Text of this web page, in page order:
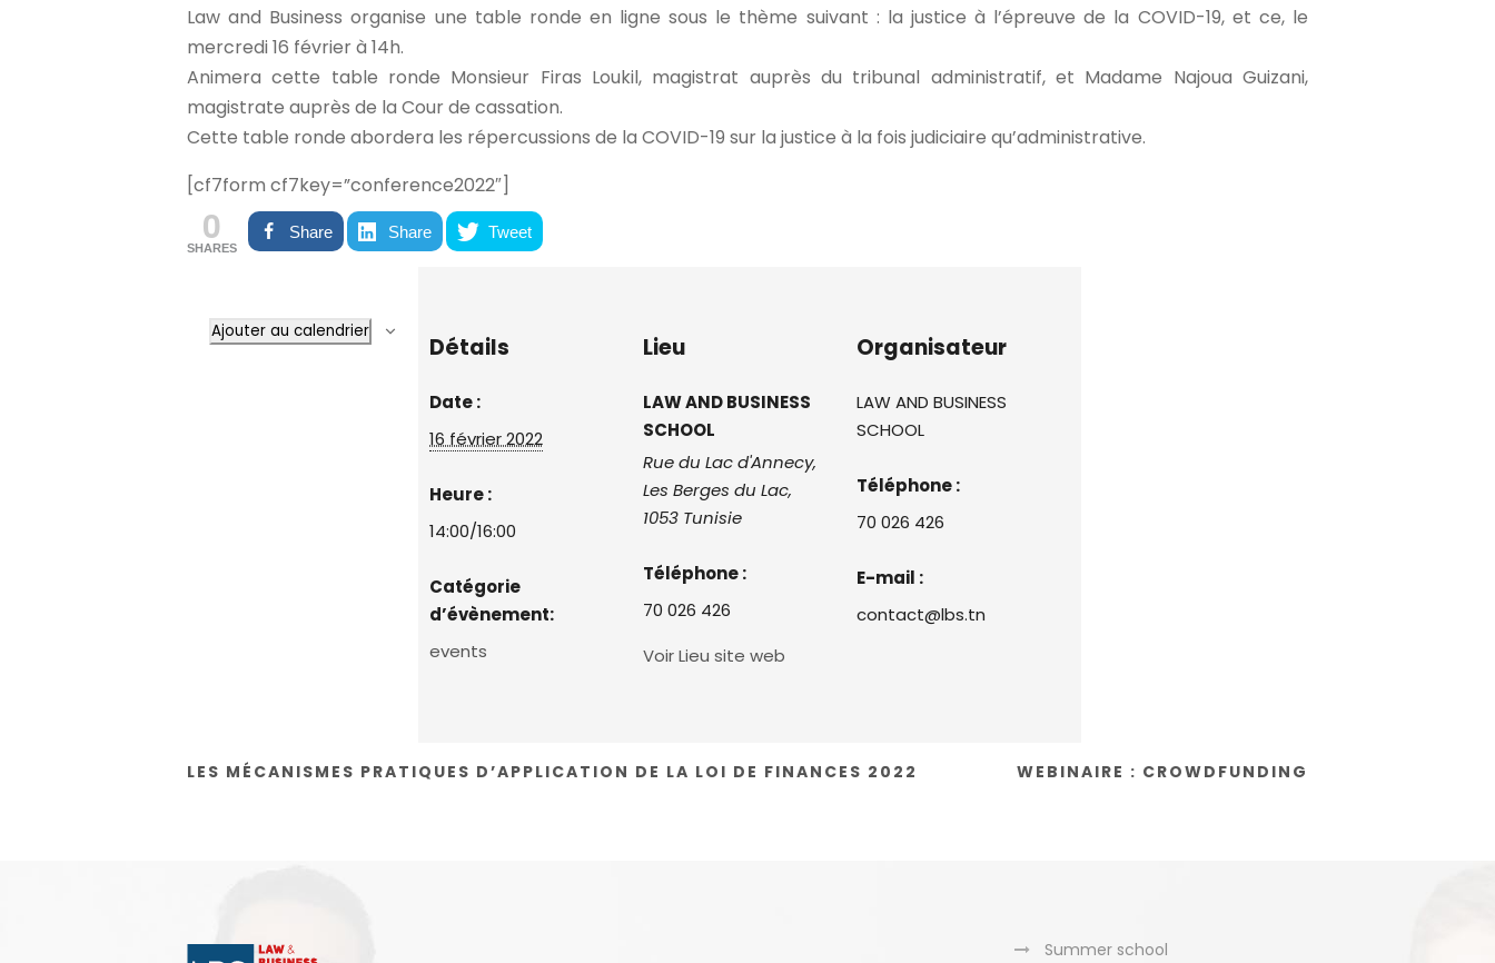
Law and Business organise une table ronde en ligne sous le thème suivant : la justice à l’épreuve de la COVID-19, et ce, le
mercredi 16 février à 14h.
Animera cette table ronde Monsieur Firas Loukil, magistrat auprès du tribunal administratif, et Madame Najoua Guizani,
magistrate auprès de la Cour de cassation.
Cette table ronde abordera les répercussions de la COVID-19 sur la justice à la fois judiciaire qu’administrative.
[cf7form cf7key=”conference2022″]
0
SHARES
Share Share Tweet
Ajouter au calendrier
Détails
Date :
16 février 2022
Heure :
14:00/16:00
Catégorie
d’évènement:
events
Lieu
LAW AND BUSINESS
SCHOOL
Rue du Lac d'Annecy,
Les Berges du Lac,
1053 Tunisie
Téléphone :
70 026 426
Voir Lieu site web
Organisateur
LAW AND BUSINESS
SCHOOL
Téléphone :
70 026 426
E-mail :
contact@lbs.tn
LES MÉCANISMES PRATIQUES D’APPLICATION DE LA LOI DE FINANCES 2022 WEBINAIRE : CROWDFUNDING
Summer school